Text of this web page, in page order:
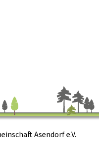
Asendorf e.V.